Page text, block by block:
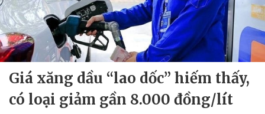
Giá xăng dầu “lao dốc” hiếm thấy,
có loại giảm gần 8.000 đồng/lít